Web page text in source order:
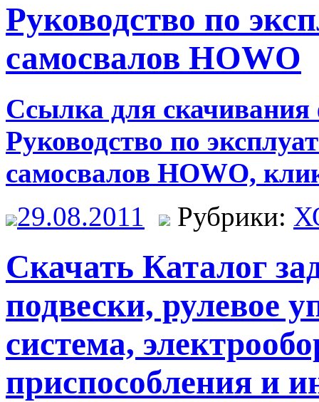
Руководство по
самосвалов HOWO
Ссылка для
Руководство по
самосвалов HOWO,
29.08.2011
Рубрики:
Скачать Каталог
подвески, рулевое
система,
приспособления и